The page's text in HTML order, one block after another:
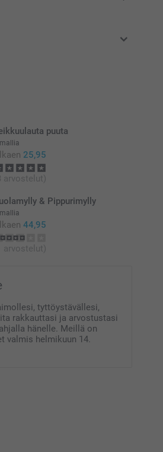
ja eivät sisällä
puuta
25,95
arvostelut)
& Pippurimylly
44,95
arvostelut)
tyttöystävällesi,
rakkauttasi ja arvostustasi
hänelle. Meillä on
valmis helmikuun 14.